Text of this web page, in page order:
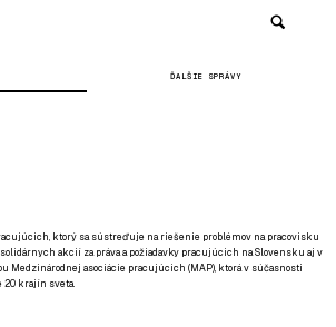
ĎALŠIE SPRÁVY
ktorý sa sústreďuje na riešenie problémov na pracovisku
akcií za práva a požiadavky pracujúcich na Slovensku aj v
Medzinárodnej asociácie pracujúcich (MAP), ktorá v súčasnosti
20 krajín sveta.